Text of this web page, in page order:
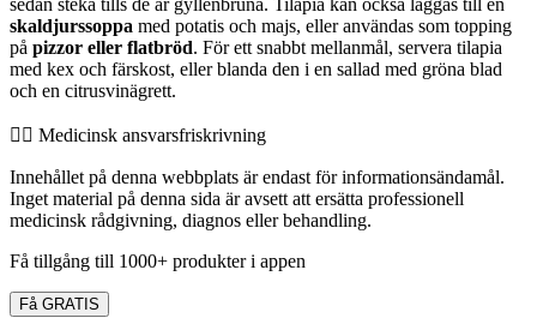
skaldjurssoppa med potatis och majs, eller användas som topping
på pizzor eller flatbröd. För ett snabbt mellanmål, servera tilapia
med kex och färskost, eller blanda den i en sallad med gröna blad
och en citrusvinägrett.
👨‍⚕️️ Medicinsk ansvarsfriskrivning
Innehållet på denna webbplats är endast för informationsändamål.
Inget material på denna sida är avsett att ersätta professionell
medicinsk rådgivning, diagnos eller behandling.
Få tillgång till 1000+ produkter i appen
Få GRATIS